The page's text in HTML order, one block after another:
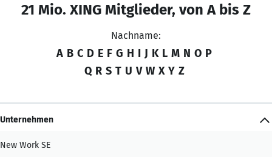
21 Mio. XING Mitglieder, von A bis Z
Nachname:
A B C D E F G H I J K L M N O P
Q R S T U V W X Y Z
Unternehmen
New Work SE